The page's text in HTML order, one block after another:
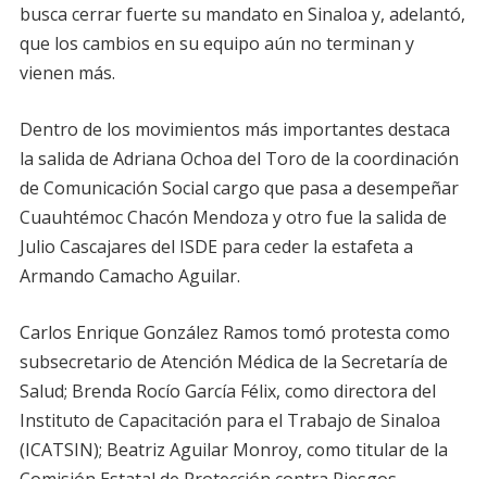
busca cerrar fuerte su mandato en Sinaloa y, adelantó,
que los cambios en su equipo aún no terminan y
vienen más.
Dentro de los movimientos más importantes destaca
la salida de Adriana Ochoa del Toro de la coordinación
de Comunicación Social cargo que pasa a desempeñar
Cuauhtémoc Chacón Mendoza y otro fue la salida de
Julio Cascajares del ISDE para ceder la estafeta a
Armando Camacho Aguilar.
Carlos Enrique González Ramos tomó protesta como
subsecretario de Atención Médica de la Secretaría de
Salud; Brenda Rocío García Félix, como directora del
Instituto de Capacitación para el Trabajo de Sinaloa
(ICATSIN); Beatriz Aguilar Monroy, como titular de la